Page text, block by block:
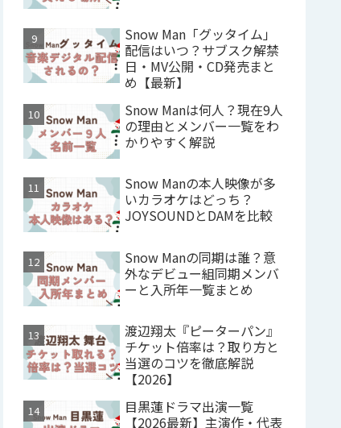
Snow Man「グッタイム」
配信はいつ？サブスク解禁
日・MV公開・CD発売まと
め【最新】
Snow Manは何人？現在9人
の理由とメンバー一覧をわ
かりやすく解説
Snow Manの本人映像が多
いカラオケはどっち？
JOYSOUNDとDAMを比較
Snow Manの同期は誰？意
外なデビュー組同期メンバ
ーと入所年一覧まとめ
渡辺翔太『ピーターパン』
チケット倍率は？取り方と
当選のコツを徹底解説
【2026】
目黒蓮ドラマ出演一覧
【2026最新】主演作・代表